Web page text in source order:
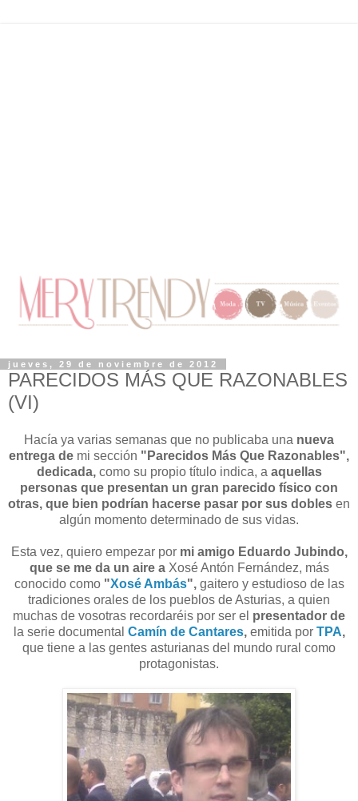
jueves, 29 de noviembre de 2012
PARECIDOS MÁS QUE RAZONABLES
(VI)
Hacía ya varias semanas que no publicaba una nueva
entrega de mi sección "Parecidos Más Que Razonables",
dedicada, como su propio título indica, a aquellas
personas que presentan un gran parecido físico con
otras, que bien podrían hacerse pasar por sus dobles en
algún momento determinado de sus vidas.
Esta vez, quiero empezar por mi amigo Eduardo Jubindo,
que se me da un aire aXosé Antón Fernández, más
conocido como"Xosé Ambás",gaitero y estudioso de las
tradiciones orales de los pueblos de Asturias, a quien
muchas de vosotras recordaréis por ser el presentador de
la serie documental Camín de Cantares,emitida por TPA,
que tiene a las gentes asturianas del mundo rural como
protagonistas.